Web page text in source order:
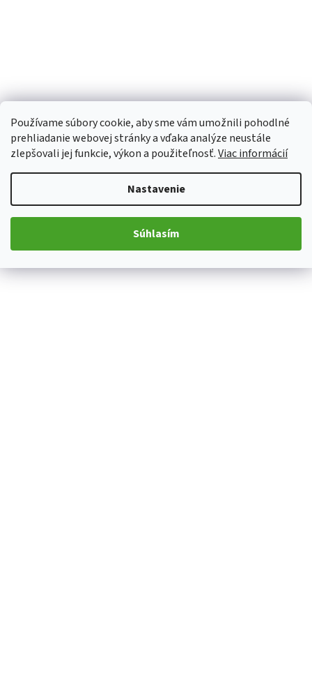
Používame súbory cookie, aby sme vám umožnili pohodlné
prehliadanie webovej stránky a vďaka analýze neustále
zlepšovali jej funkcie, výkon a použiteľnosť.Viac informácií
Nastavenie
Súhlasím